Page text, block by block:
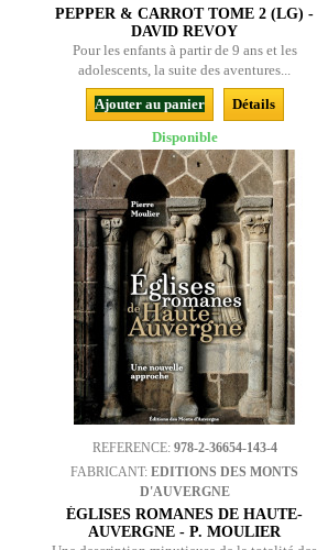
PEPPER & CARROT TOME 2 (LG) -
DAVID REVOY
Pour les enfants à partir de 9 ans et les
adolescents, la suite des aventures...
Ajouter au panier
Détails
Disponible
REFERENCE: 978-2-36654-143-4
FABRICANT:EDITIONS DES MONTS
D'AUVERGNE
ÉGLISES ROMANES DE HAUTE-
AUVERGNE - P. MOULIER